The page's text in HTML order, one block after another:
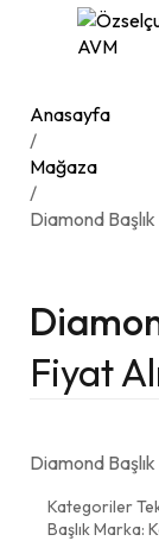
Anasayfa
/
Mağaza
/
Diamond Başlık
Fiyat
Diamond Başlık
Kategoriler
BaşlıkMarka: